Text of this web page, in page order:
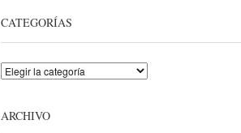
CATEGORÍAS
Categorías
ARCHIVO